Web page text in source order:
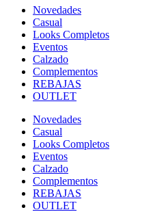
Novedades
Casual
Looks Completos
Eventos
Calzado
Complementos
REBAJAS
OUTLET
Novedades
Casual
Looks Completos
Eventos
Calzado
Complementos
REBAJAS
OUTLET